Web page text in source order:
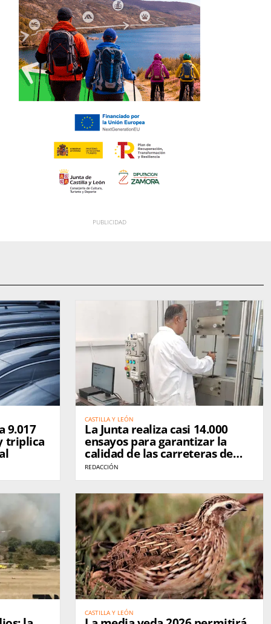
9.017
triplica
CASTILLA Y LEÓN
La Junta realiza casi 14.000
ensayos para garantizar la
calidad de las carreteras de
Castilla y León
REDACCIÓN
CASTILLA Y LEÓN